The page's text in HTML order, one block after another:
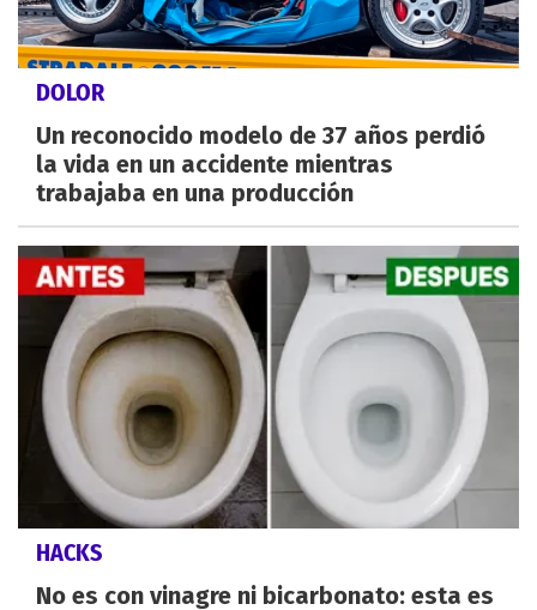
DOLOR
Un reconocido modelo de 37 años perdió
la vida en un accidente mientras
trabajaba en una producción
HACKS
No es con vinagre ni bicarbonato: esta es